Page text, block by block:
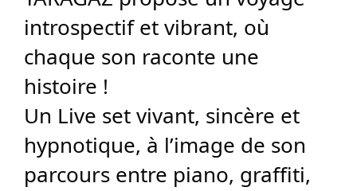
introspectif et vibrant, où
chaque son raconte une
histoire !
Un Live set vivant, sincère et
hypnotique, à l’image de son
parcours entre piano, graffiti,